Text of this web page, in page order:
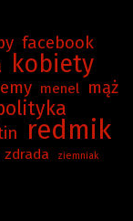
facebook
kobiety
menel mąż
redmik
zdrada
ziemniak